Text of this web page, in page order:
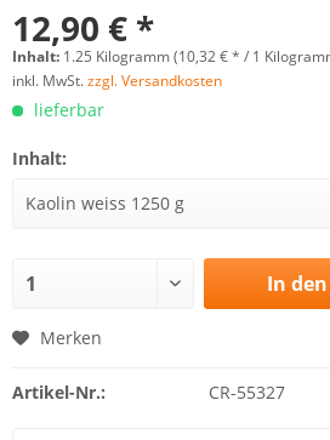
12,90 € *
Inhalt: 1.25 Kilogramm (10,32 € * / 1
inkl. MwSt.zzgl. Versandkosten
lieferbar
Inhalt:
In den
Merken
Artikel-Nr.: CR-55327